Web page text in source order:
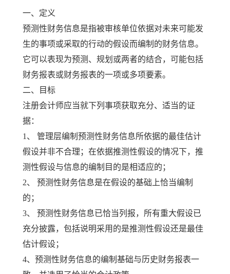
一、定义
预测性财务信息是指被审核单位依据对未来可能发
生的事项或采取的行动的假设而编制的财务信息。
它可以表现为预测、规划或两者的结合，可能包括
财务报表或财务报表的一项或多项要素。
二、目标
注册会计师应当就下列事项获取充分、适当的证
据：
1、 管理层编制预测性财务信息所依据的最佳估计
假设并非不合理；在依据推测性假设的情况下，推
测性假设与信息的编制目的是相适应的；
2、 预测性财务信息是在假设的基础上恰当编制
的；
3、 预测性财务信息已恰当列报，所有重大假设已
充分披露，包括说明采用的是推测性假设还是最佳
估计假设；
4、预测性财务信息的编制基础与历史财务报表一